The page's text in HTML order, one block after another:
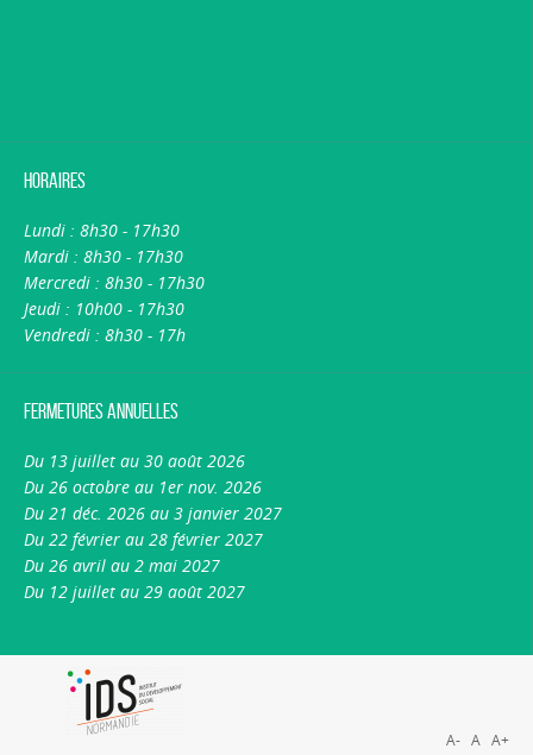
Horaires
Lundi : 8h30 - 17h30
Mardi : 8h30 - 17h30
Mercredi : 8h30 - 17h30
Jeudi : 10h00 - 17h30
Vendredi : 8h30 - 17h
Fermetures annuelles
Du 13 juillet au 30 août 2026
Du 26 octobre au 1er nov. 2026
Du 21 déc. 2026 au 3 janvier 2027
Du 22 février au 28 février 2027
Du 26 avril au 2 mai 2027
Du 12 juillet au 29 août 2027
A- A A+